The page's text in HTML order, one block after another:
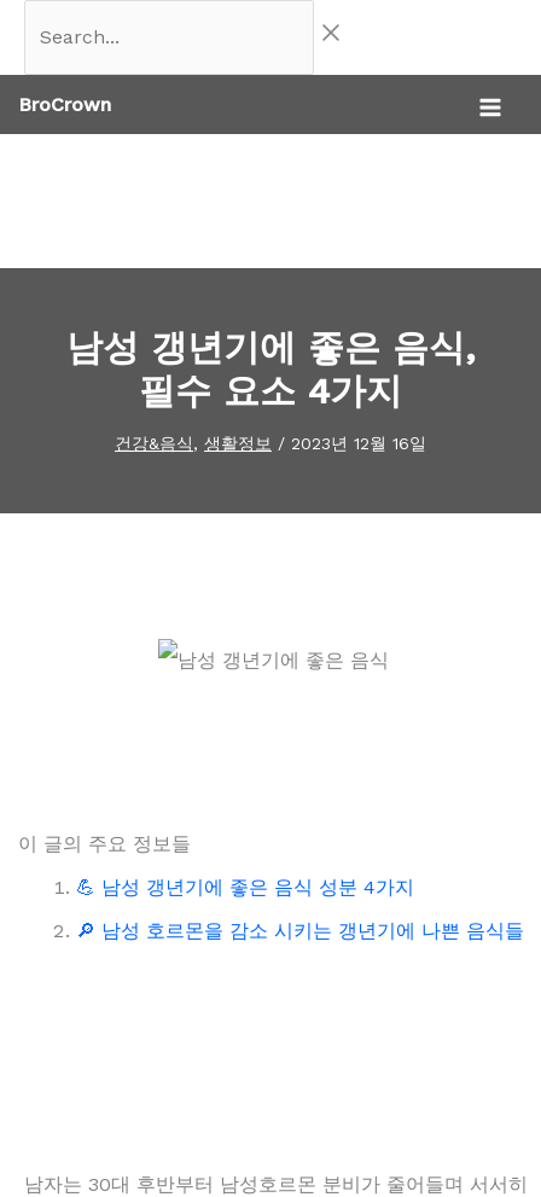
BroCrown
남성 갱년기에 좋은 음식,
필수 요소 4가지
건강&음식, 생활정보 / 2023년 12월 16일
이 글의 주요 정보들
💪 남성 갱년기에 좋은 음식 성분 4가지
🔎 남성 호르몬을 감소 시키는 갱년기에 나쁜 음식들
남자는 30대 후반부터 남성호르몬 분비가 줄어들며 서서히